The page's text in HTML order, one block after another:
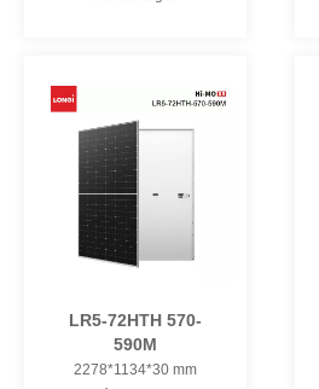
LR5-72HTH 570-
590M
2278*1134*30 mm